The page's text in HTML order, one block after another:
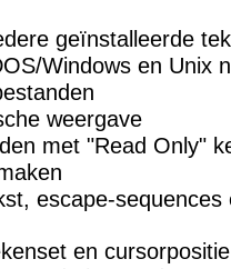
geïnstalleerde
Windows en Unix
weergave
met "Read Only"
escape-sequences
en cursorpositie